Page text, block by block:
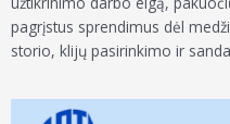
pagrįstus sprendimus dėl
storio, klijų pasirinkimo ir